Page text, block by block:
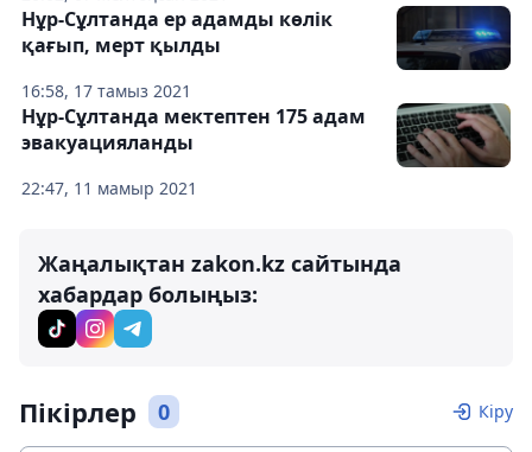
16:58, 17 тамыз 2021
Нұр-Сұлтанда ер адамды көлік
қағып, мерт қылды
22:47, 11 мамыр 2021
Нұр-Сұлтанда мектептен 175 адам
эвакуацияланды
Жаңалықтан zakon.kz сайтында
хабардар болыңыз:
Пікірлер 0 Кіру